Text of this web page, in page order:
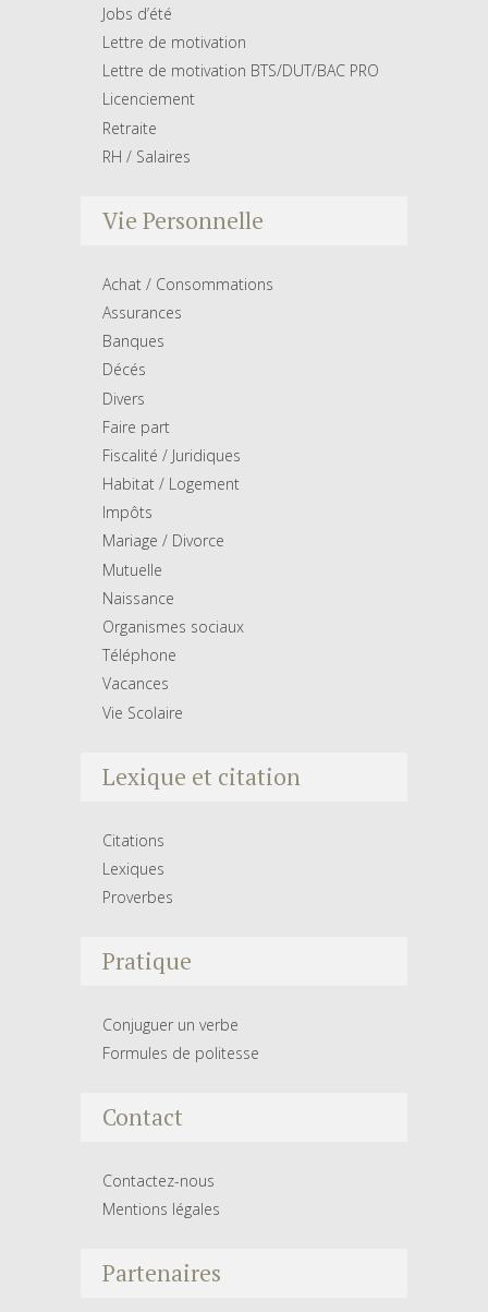
Jobs d’été
Lettre de motivation
Lettre de motivation BTS/DUT/BAC PRO
Licenciement
Retraite
RH / Salaires
Vie Personnelle
Achat / Consommations
Assurances
Banques
Décés
Divers
Faire part
Fiscalité / Juridiques
Habitat / Logement
Impôts
Mariage / Divorce
Mutuelle
Naissance
Organismes sociaux
Téléphone
Vacances
Vie Scolaire
Lexique et citation
Citations
Lexiques
Proverbes
Pratique
Conjuguer un verbe
Formules de politesse
Contact
Contactez-nous
Mentions légales
Partenaires